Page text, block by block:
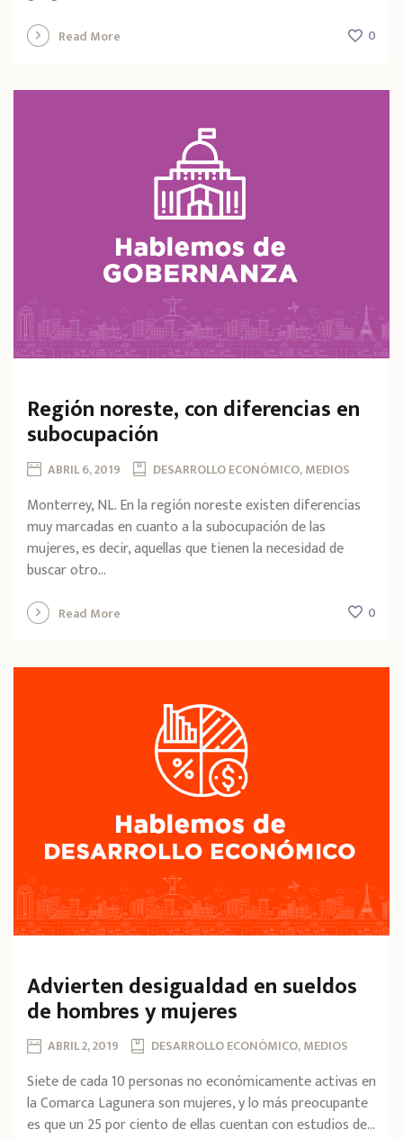
Read More 0
Región noreste, con diferencias en
subocupación
ABRIL 6, 2019 DESARROLLO ECONÓMICO, MEDIOS
Monterrey, NL. En la región noreste existen diferencias
muy marcadas en cuanto a la subocupación de las
mujeres, es decir, aquellas que tienen la necesidad de
buscar otro...
Read More 0
Advierten desigualdad en sueldos
de hombres y mujeres
ABRIL 2, 2019 DESARROLLO ECONÓMICO, MEDIOS
Siete de cada 10 personas no económicamente activas en
la Comarca Lagunera son mujeres, y lo más preocupante
es que un 25 por ciento de ellas cuentan con estudios de...